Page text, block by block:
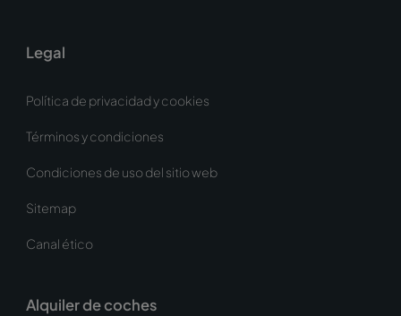
Legal
Política de privacidad y cookies
Términos y condiciones
Condiciones de uso del sitio web
Sitemap
Canal ético
Alquiler de coches